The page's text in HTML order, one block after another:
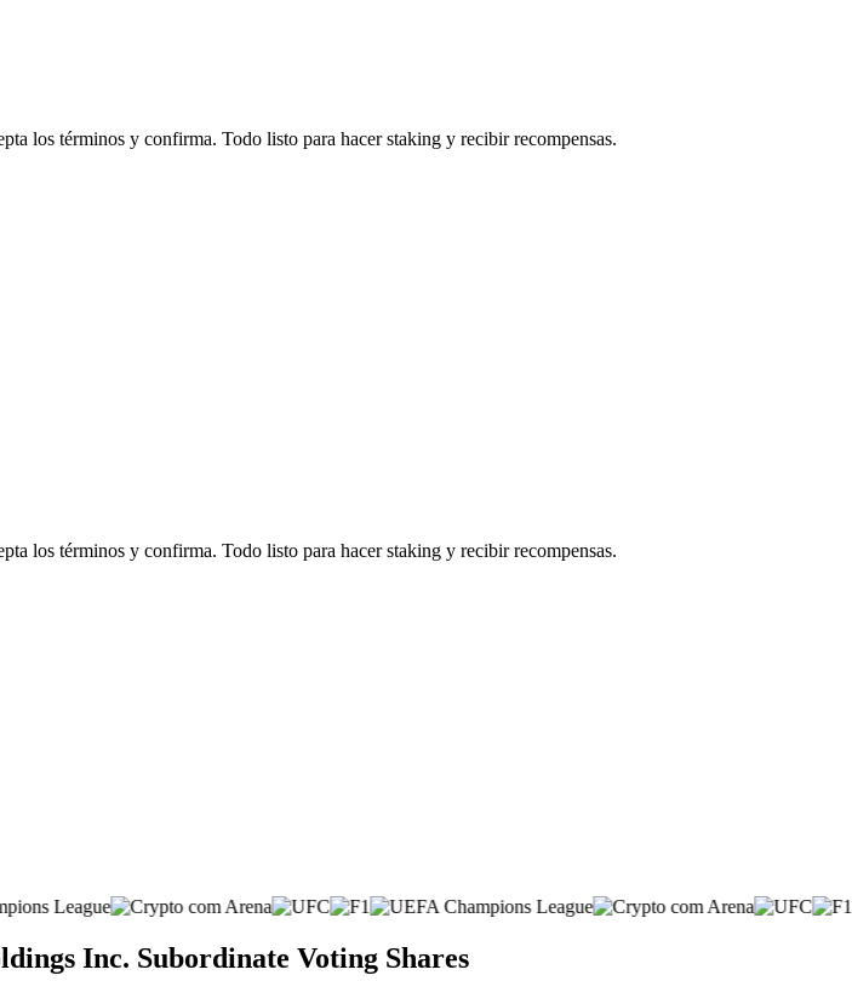
los términos y confirma. Todo listo para hacer staking y recibir recompensas.
los términos y confirma. Todo listo para hacer staking y recibir recompensas.
Inc. Subordinate Voting Shares